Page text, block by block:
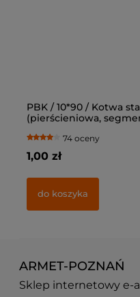
PBK / 10*90 / Kotwa
(pierścieniowa,
74 oceny
1,00 zł
do koszyka
ARMET-POZNAŃ
Sklep internetowy e-